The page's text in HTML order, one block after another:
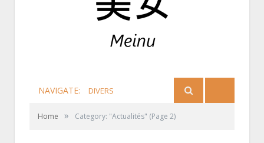
NAVIGATE: DIVERS
Home » Category: "Actualités" (Page 2)